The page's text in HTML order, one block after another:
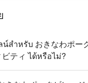
สำหรับ おきなわポー
ビティ ได้หรือไม่?